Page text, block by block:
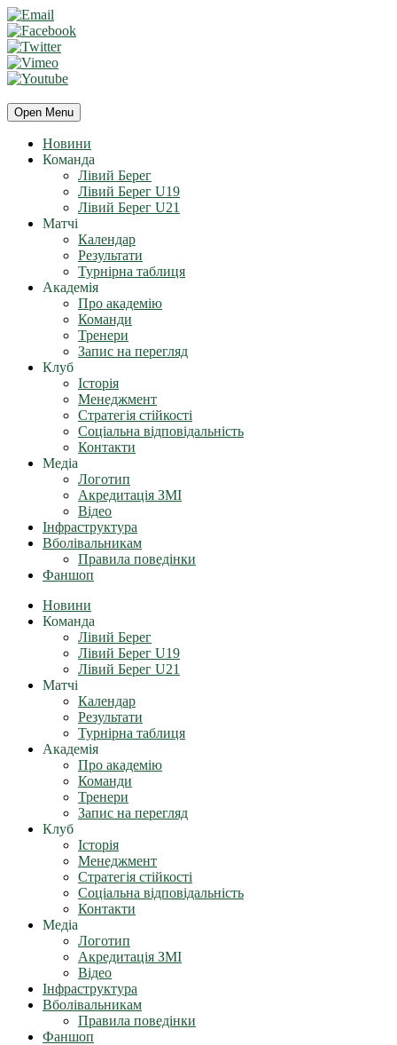
Open Menu
Новини
Команда
Лівий Берег
Лівий Берег U19
Лівий Берег U21
Матчі
Календар
Результати
Турнірна таблиця
Академія
Про академію
Команди
Тренери
Запис на перегляд
Клуб
Історія
Менеджмент
Стратегія стійкості
Соціальна відповідальність
Контакти
Медіа
Логотип
Акредитація ЗМІ
Відео
Інфраструктура
Вболівальникам
Правила поведінки
Фаншоп
Новини
Команда
Лівий Берег
Лівий Берег U19
Лівий Берег U21
Матчі
Календар
Результати
Турнірна таблиця
Академія
Про академію
Команди
Тренери
Запис на перегляд
Клуб
Історія
Менеджмент
Стратегія стійкості
Соціальна відповідальність
Контакти
Медіа
Логотип
Акредитація ЗМІ
Відео
Інфраструктура
Вболівальникам
Правила поведінки
Фаншоп